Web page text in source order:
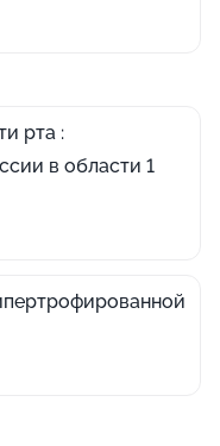
рта :
в области 1